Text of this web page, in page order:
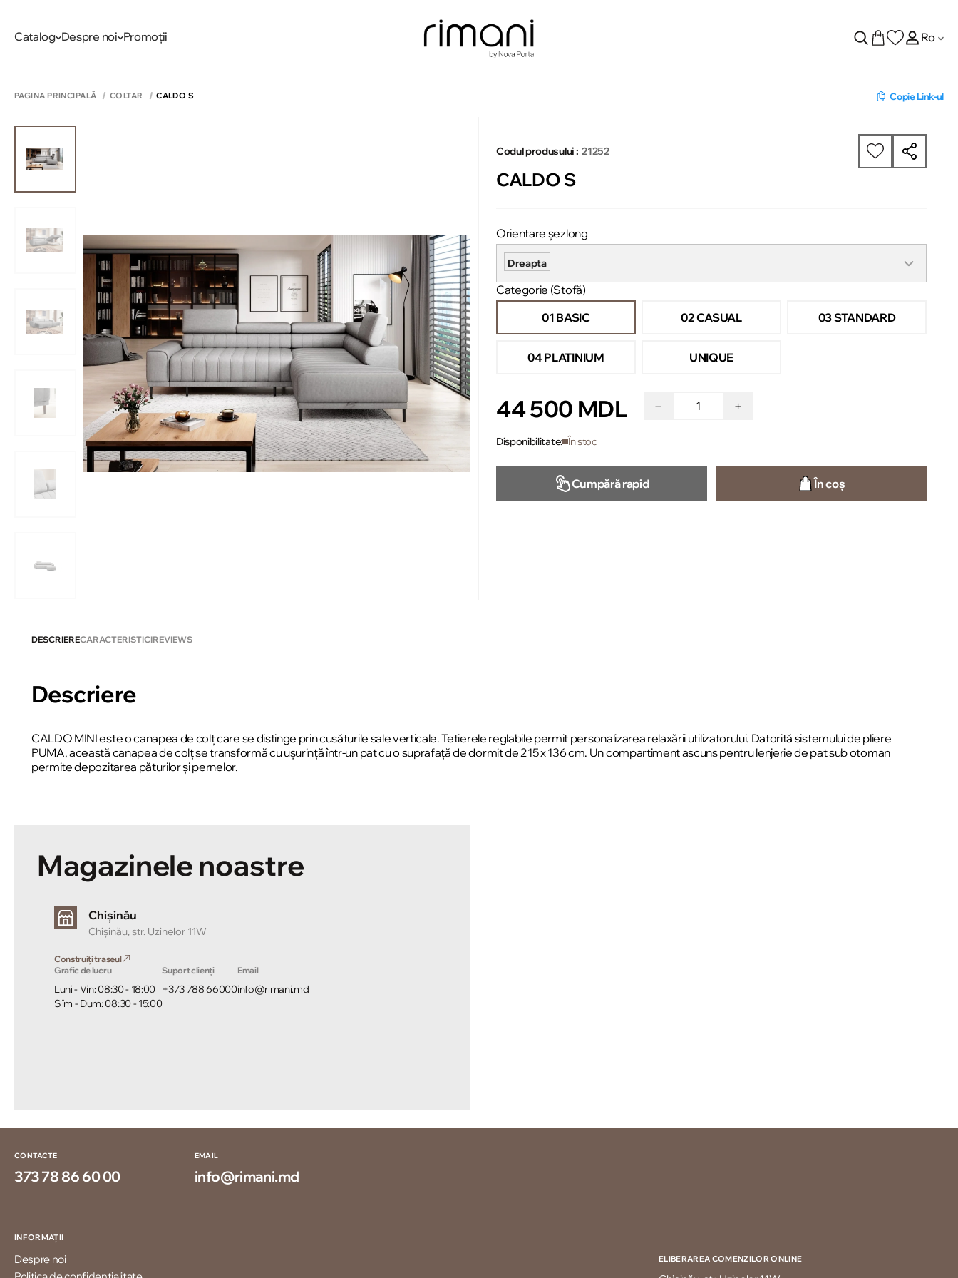
Catalog Despre noi Promoții Ro
PAGINA PRINCIPALĂ COLTAR CALDO S Copie Link-ul
Codul produsului : 21252
CALDO S
Orientare șezlong
Dreapta
Categorie (Stofă)
01 BASIC
02 CASUAL 03 STANDARD
04 PLATINIUM UNIQUE
44 500 MDL − +
Disponibilitate: În stoc
Cumpără rapid În coș
DESCRIERECARACTERISTICIREVIEWS
Descriere
CALDO MINI este o canapea de colț care se distinge prin cusăturile sale verticale. Tetierele reglabile permit personalizarea relaxării utilizatorului. Datorită sistemului de pliere
PUMA, această canapea de colț se transformă cu ușurință într-un pat cu o suprafață de dormit de 215 x 136 cm. Un compartiment ascuns pentru lenjerie de pat sub otoman
permite depozitarea păturilor și pernelor.
Magazinele noastre
Chișinău
Chișinău, str. Uzinelor 11W
Construiți traseul
Grafic de lucru
Luni - Vin: 08:30 - 18:00
Sîm - Dum: 08:30 - 15:00
Suport clienți
+373 788 66000
Email
info@rimani.md
CONTACTE
373 78 86 60 00
EMAIL
info@rimani.md
INFORMAȚII
Despre noi
ELIBERAREA COMENZILOR ONLINE